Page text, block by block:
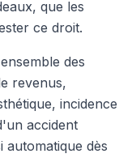
que les
ce droit.
des
revenus,
incidence
accident
automatique dès